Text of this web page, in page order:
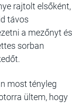
rajtolt elsőként,
távos
a mezőnyt és
sorban
most tényleg
ültem, hogy